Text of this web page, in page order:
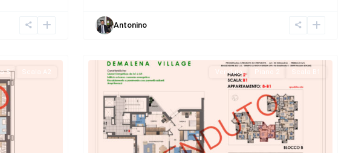
Antonino
5 Scala A2 Venduto Piano 2 Scala B1